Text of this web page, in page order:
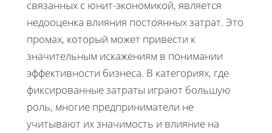
связанных с юнит-экономикой, является
недооценка влияния постоянных затрат. Это
промах, который может привести к
значительным искажениям в понимании
эффективности бизнеса. В категориях, где
фиксированные затраты играют большую
роль, многие предприниматели не
учитывают их значимость и влияние на